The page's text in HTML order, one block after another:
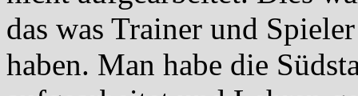
das was Trainer und
haben. Man habe die